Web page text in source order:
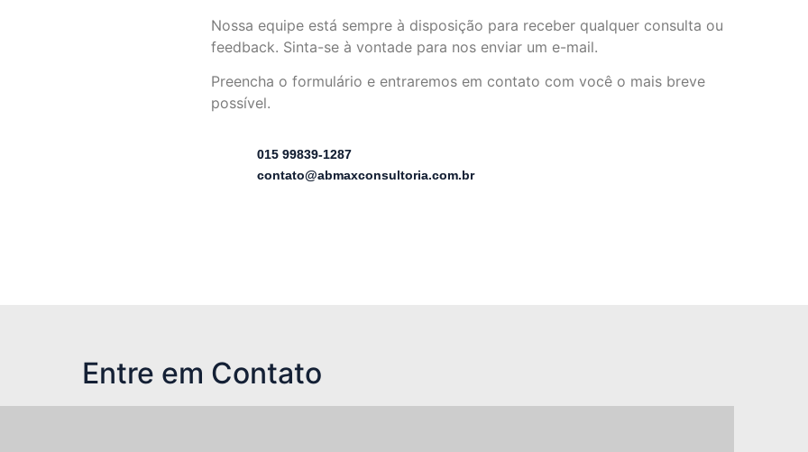
Nossa equipe está sempre à disposição para receber qualquer consulta ou
feedback. Sinta-se à vontade para nos enviar um e-mail.
Preencha o formulário e entraremos em contato com você o mais breve
possível.
015 99839-1287
contato@abmaxconsultoria.com.br
Entre em Contato